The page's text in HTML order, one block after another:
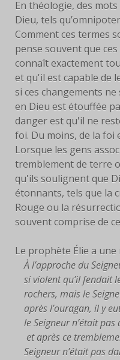
FACEBOOK
SERVANTES
PRIÈRES
PRIÈRE À EYMARD
NEUVAINE
PRIÈRE AVEC MARIE
PRIÈRE POUR LE DON DE
PRIÈRE POUR VOCATIONS
HISTOIRE
LIVRES
EUCHARISTIE
BLOG
En théologie, des
Dieu, tels
Comment ces termes
pense souvent que
connaît exactement
et qu'il est capable de
si ces changements
en Dieu est étouffée
danger est qu'il ne
foi. Du moins, de la foi
Lorsque les gens
tremblement de terre
qu'ils soulignent que
étonnants, tels que la
Rouge ou la
souvent comprise de
Le prophète Élie a
À l’approche du
si violent qu’il fendait
rochers, mais le
après l’ouragan, il y
le Seigneur n’était
et après ce
Seigneur n’était pas